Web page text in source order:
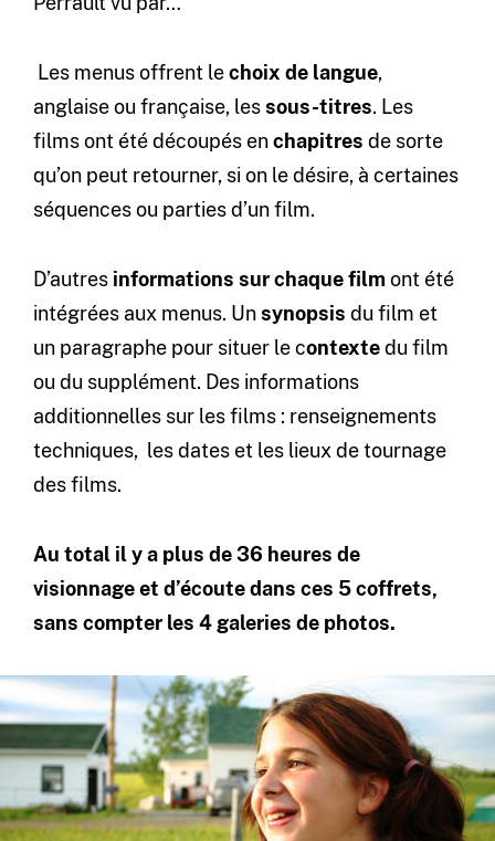
Les menus offrent lechoix de langue,
anglaise ou française, lessous-titres. Les
films ont été découpés enchapitres de sorte
qu’on peut retourner, si on le désire, à certaines
séquences ou parties d’un film.
D’autres informations sur chaque filmont été
intégrées aux menus. Unsynopsis du film et
un paragraphe pour situer le contextedu film
ou du supplément. Des informations
additionnelles sur les films : renseignements
techniques, les dates et les lieux de tournage
des films.
Au total il y a plus de 36 heures de
visionnage et d’écoute dans ces 5 coffrets,
sans compter les 4 galeries de photos.